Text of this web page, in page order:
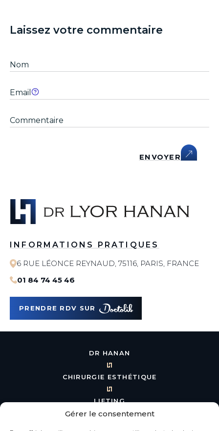
Gérer le consentement
Laissez votre commentaire
ENVOYER
INFORMATIONS PRATIQUES
6 RUE LÉONCE REYNAUD, 75116, PARIS, FRANCE
01 84 74 45 46
PRENDRE RDV SUR
DR HANAN
CHIRURGIE ESTHÉTIQUE
LIFTING